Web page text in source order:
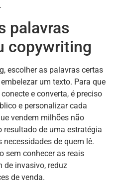
palavras
copywriting
escolher as palavras certas
um texto. Para que
e converta, é preciso
e personalizar cada
vendem milhões não
resultado de uma estratégia
necessidades de quem lê.
sem conhecer as reais
de invasivo, reduz
de venda.